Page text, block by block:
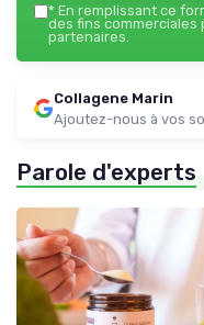
* En remplissant ce
des fins commerciales
partenaires.
Collagene Marin
Ajoutez-nous à vos
Parole d'experts